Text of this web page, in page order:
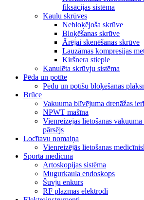
fiksācijas sistēma
Kaulu skrūves
Nebloķējoša skrūve
Bloķēšanas skrūve
Ārējai skenēšanas skrūve
Lauzāmas kompresijas
Kiršnera stieple
Kanulēta skrūvju sistēma
Pēda un potīte
Pēdu un potīšu bloķēšanas
Brūce
Vakuuma blīvējuma drenāžas
NPWT mašīna
Vienreizējās lietošanas vakuuma
pārsējs
Locītavu nomaiņa
Vienreizējās lietošanas
Sporta medicīna
Artoskopijas sistēma
Mugurkaula endoskops
Šuvju enkurs
RF plazmas elektrodi